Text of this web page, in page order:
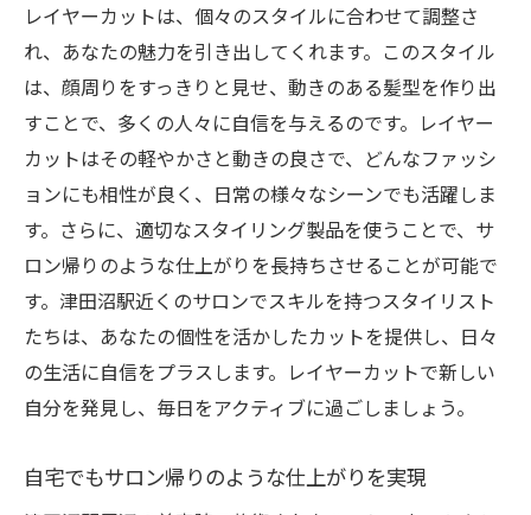
レイヤーカットは、個々のスタイルに合わせて調整さ
れ、あなたの魅力を引き出してくれます。このスタイル
は、顔周りをすっきりと見せ、動きのある髪型を作り出
すことで、多くの人々に自信を与えるのです。レイヤー
カットはその軽やかさと動きの良さで、どんなファッシ
ョンにも相性が良く、日常の様々なシーンでも活躍しま
す。さらに、適切なスタイリング製品を使うことで、サ
ロン帰りのような仕上がりを長持ちさせることが可能で
す。津田沼駅近くのサロンでスキルを持つスタイリスト
たちは、あなたの個性を活かしたカットを提供し、日々
の生活に自信をプラスします。レイヤーカットで新しい
自分を発見し、毎日をアクティブに過ごしましょう。
自宅でもサロン帰りのような仕上がりを実現